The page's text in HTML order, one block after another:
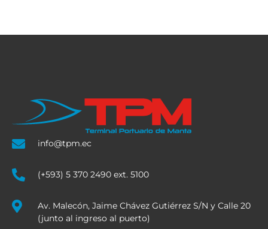
info@tpm.ec
(+593) 5 370 2490 ext. 5100
Av. Malecón, Jaime Chávez Gutiérrez S/N y Calle 20
(junto al ingreso al puerto)